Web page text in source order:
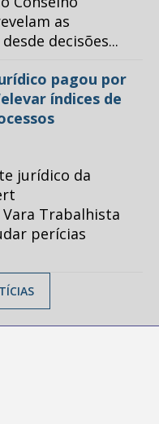
as
decisões...
pagou por
índices de
jurídico da
Vara Trabalhista
perícias